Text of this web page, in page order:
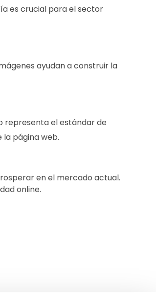
es crucial para el sector
ayudan a construir la
representa el estándar de
página web.
en el mercado actual.
online.